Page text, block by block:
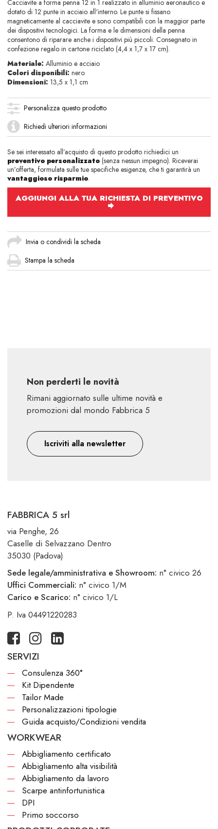
Cacciavite a forma penna 12 in 1 realizzato in alluminio aeronautico e
dotato di 12 punte in acciaio all'interno. Le punte si fissano
magneticamente al cacciavite e sono compatibili con la maggior parte
dei dispositivi tecnologici. La forma e le dimensioni della penna
consentono di riparare anche i dispositivi più piccoli. Consegnato in
confezione regalo in cartone riciclato (4,4 x 1,7 x 17 cm).
Materiale: Alluminio e acciaio
Colori disponibili: nero
Dimensioni: 13,5 x 1,1 cm
Personalizza questo prodotto
Richiedi ulteriori informazioni
Se sei interessato all’acquisto di questo prodotto richiedici un
preventivo personalizzato (senza nessun impegno). Riceverai
un’offerta, formulata sulle tue specifiche esigenze, che ti garantirà un
vantaggioso risparmio.
AGGIUNGI ALLA TUA RICHIESTA DI PREVENTIVO
Invia o condividi la scheda
Stampa la scheda
Non perderti le novità
Rimani aggiornato sulle ultime novità e
promozioni dal mondo Fabbrica 5
Iscriviti alla newsletter
FABBRICA 5 srl
via Penghe, 26
Caselle di Selvazzano Dentro
35030 (Padova)
Sede legale/amministrativa e Showroom: n° civico 26
Uffici Commerciali: n° civico 1/M
Carico e Scarico: n° civico 1/L
P. Iva 04491220283
SERVIZI
Consulenza 360°
Kit Dipendente
Tailor Made
Personalizzazioni tipologie
Guida acquisto/Condizioni vendita
WORKWEAR
Abbigliamento certificato
Abbigliamento alta visibilità
Abbigliamento da lavoro
Scarpe antinfortunistica
DPI
Primo soccorso